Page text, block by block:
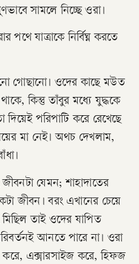
সামলে নিচ্ছে ওরা।
পথে যাত্রাকে নির্বিঘ্ন করতে
গোছানো। ওদের কাছে মউত
কিন্তু তাঁবুর মধ্যে যুদ্ধকে
দিয়েই পরিপাটি করে রেখেছে
মা নেই। অথচ দেখলাম,
যেমন; শাহাদাতের
জীবন। বরং এখানের চেয়ে
তাই ওদের যাপিত
আনতে পারে না। ওরা
এক্সারসাইজ করে, হিফজ